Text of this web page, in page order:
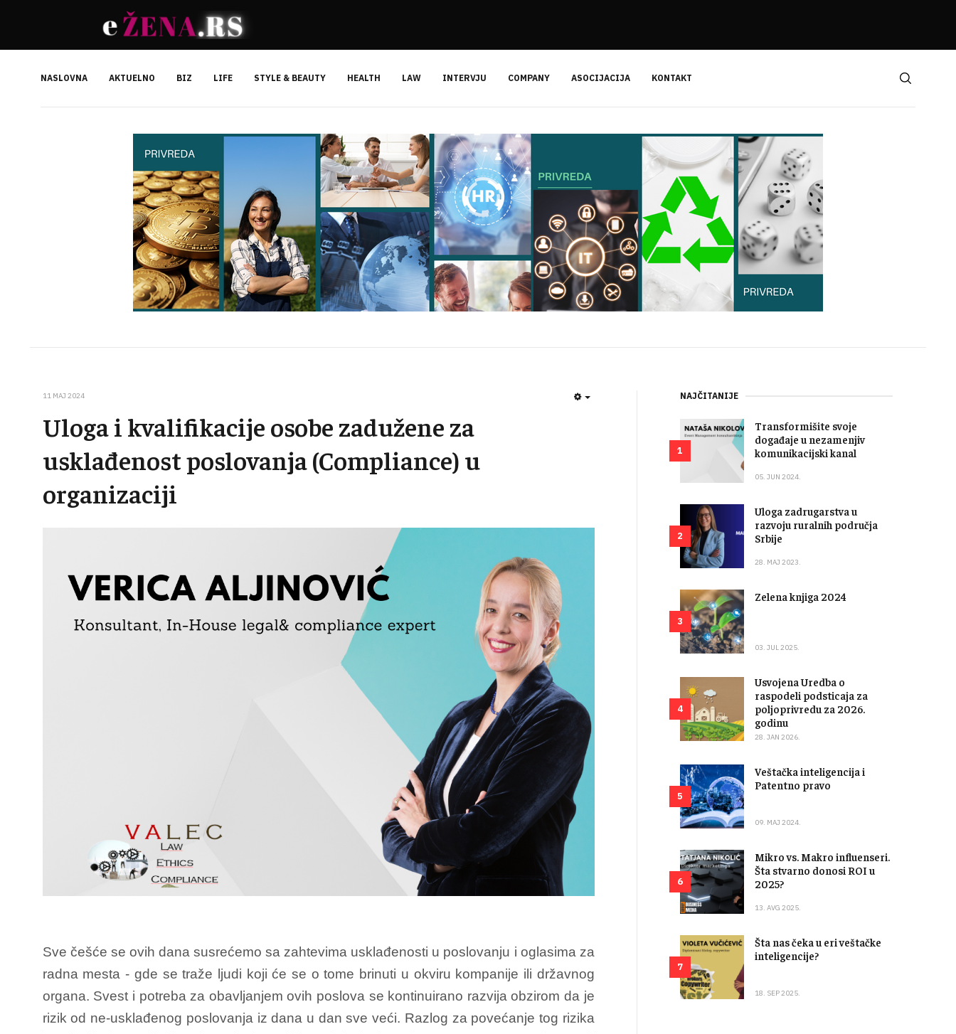
NASLOVNA AKTUELNO BIZ LIFE STYLE & BEAUTY HEALTH LAW INTERVJU COMPANY ASOCIJACIJA KONTAKT
11 MAJ 2024
Uloga i kvalifikacije osobe zadužene za
usklađenost poslovanja (Compliance) u
organizaciji
Sve češće se ovih dana susrećemo sa zahtevima usklađenosti u poslovanju i oglasima za
radna mesta - gde se traže ljudi koji će se o tome brinuti u okviru kompanije ili državnog
organa. Svest i potreba za obavljanjem ovih poslova se kontinuirano razvija obzirom da je
rizik od ne-usklađenog poslovanja iz dana u dan sve veći. Razlog za povećanje tog rizika
NAJČITANIJE
1
Transformišite svoje
događaje u nezamenjiv
komunikacijski kanal
05. JUN 2024.
2
Uloga zadrugarstva u
razvoju ruralnih područja
Srbije
28. MAJ 2023.
3
Zelena knjiga 2024
03. JUL 2025.
4
Usvojena Uredba o
raspodeli podsticaja za
poljoprivredu za 2026.
godinu
28. JAN 2026.
5
Veštačka inteligencija i
Patentno pravo
09. MAJ 2024.
6
Mikro vs. Makro influenseri.
Šta stvarno donosi ROI u
2025?
13. AVG 2025.
7
Šta nas čeka u eri veštačke
inteligencije?
18. SEP 2025.